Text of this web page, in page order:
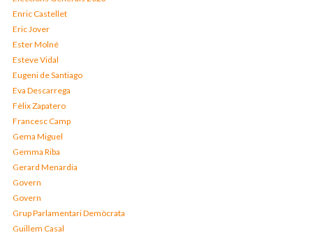
Enric Castellet
Eric Jover
Ester Molné
Esteve Vidal
Eugeni de Santiago
Eva Descarrega
Fèlix Zapatero
Francesc Camp
Gema Miguel
Gemma Riba
Gerard Menardia
Govern
Govern
Grup Parlamentari Demòcrata
Guillem Casal